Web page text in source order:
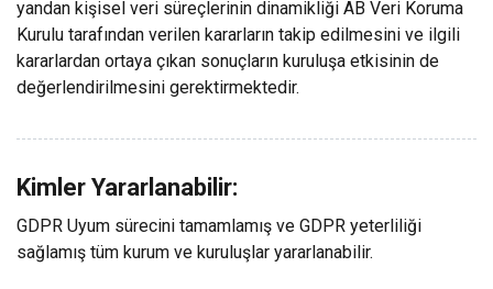
yandan kişisel veri süreçlerinin dinamikliği AB Veri Koruma
Kurulu tarafından verilen kararların takip edilmesini ve ilgili
kararlardan ortaya çıkan sonuçların kuruluşa etkisinin de
değerlendirilmesini gerektirmektedir.
Kimler Yararlanabilir:
GDPR Uyum sürecini tamamlamış ve GDPR yeterliliği
sağlamış tüm kurum ve kuruluşlar yararlanabilir.